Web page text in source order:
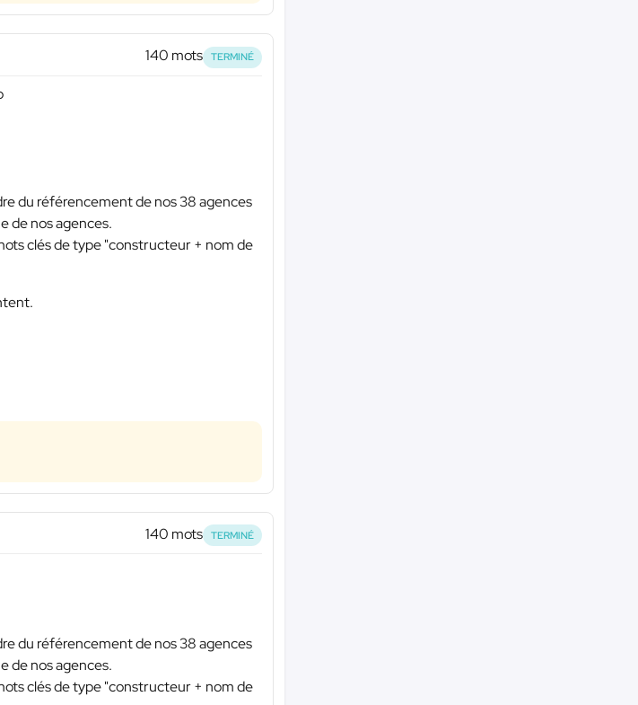
140 mots TERMINÉ
du référencement de nos 38 agences
de nos agences.
clés de type "constructeur + nom de
140 mots TERMINÉ
du référencement de nos 38 agences
de nos agences.
clés de type "constructeur + nom de